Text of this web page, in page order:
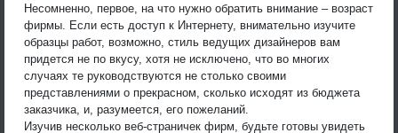
Несомненно, первое, на что нужно обратить внимание – возраст
фирмы. Если есть доступ к Интернету, внимательно изучите
образцы работ, возможно, стиль ведущих дизайнеров вам
придется не по вкусу, хотя не исключено, что во многих
случаях те руководствуются не столько своими
представлениями о прекрасном, сколько исходят из бюджета
заказчика, и, разумеется, его пожеланий.
Изучив несколько веб-страничек фирм, будьте готовы увидеть